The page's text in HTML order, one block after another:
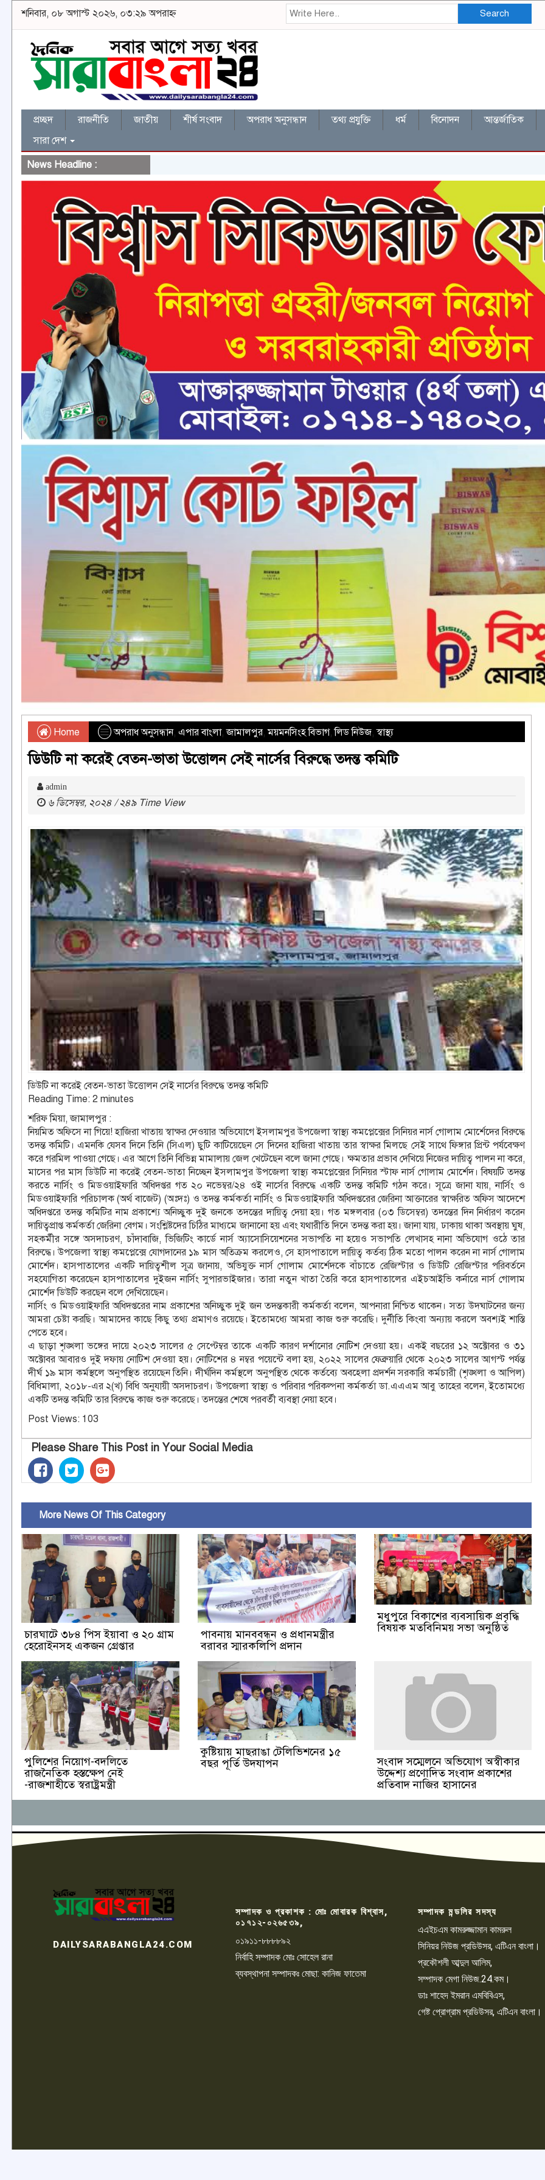
শনিবার, ০৮ অগাস্ট ২০২৬, ০৩:২৯ অপরাহ্ন Search
প্রচ্ছদ রাজনীতি জাতীয় শীর্ষ সংবাদ অপরাধ অনুসন্ধান তথ্য প্রযুক্তি ধর্ম বিনোদন আন্তর্জাতিক
সারা দেশ
News Headline :
Home অপরাধ অনুসন্ধান, এপার বাংলা,জামালপুর,ময়মনসিংহ বিভাগ,লিড নিউজ,স্বাস্থ্য
ডিউটি না করেই বেতন-ভাতা উত্তোলন সেই নার্সের বিরুদ্ধে তদন্ত কমিটি
admin
৬ ডিসেম্বর, ২০২৪ / ২৪৯ Time View
ডিউটি না করেই বেতন-ভাতা উত্তোলন সেই নার্সের বিরুদ্ধে তদন্ত কমিটি
Reading Time: 2 minutes
শরিফ মিয়া, জামালপুর :
নিয়মিত অফিসে না গিয়ে! হাজিরা খাতায় স্বাক্ষর দেওয়ার অভিযোগে ইসলামপুর উপজেলা স্বাস্থ্য কমপ্লেক্সের সিনিয়র নার্স গোলাম মোর্শেদের বিরুদ্ধে
তদন্ত কমিটি। এমনকি যেসব দিনে তিনি (সিএল) ছুটি কাটিয়েছেন সে দিনের হাজিরা খাতায় তার স্বাক্ষর মিলছে সেই সাথে ফিঙ্গার প্রিন্ট পর্যবেক্ষণ
করে গরমিল পাওয়া গেছে। এর আগে তিনি বিভিন্ন মামালায় জেল খেটেছেন বলে জানা গেছে। ক্ষমতার প্রভাব দেখিয়ে নিজের দায়িত্ব পালন না করে,
মাসের পর মাস ডিউটি না করেই বেতন-ভাতা নিচ্ছেন ইসলামপুর উপজেলা স্বাস্থ্য কমপ্লেক্সের সিনিয়র স্টাফ নার্স গোলাম মোর্শেদ। বিষয়টি তদন্ত
করতে নার্সিং ও মিডওয়াইফারি অধিদপ্তর গত ২০ নভেম্বর/২৪ ওই নার্সের বিরুদ্ধে একটি তদন্ত কমিটি গঠন করে। সূত্রে জানা যায়, নার্সিং ও
মিডওয়াইফারি পরিচালক (অর্থ বাজেট) (অঃদঃ) ও তদন্ত কর্মকর্তা নার্সিং ও মিডওয়াইফারি অধিদপ্তরের জেরিনা আক্তারের স্বাক্ষরিত অফিস আদেশে
অধিদপ্তরে তদন্ত কমিটির নাম প্রকাশ্যে অনিচ্ছুক দুই জনকে তদন্তের দায়িত্ব দেয়া হয়। গত মঙ্গলবার (০৩ ডিসেম্বর) তদন্তের দিন নির্ধারণ করেন
দায়িত্বপ্রাপ্ত কর্মকর্তা জেরিনা বেগম। সংশ্লিষ্টদের চিঠির মাধ্যমে জানানো হয় এবং যথারীতি দিনে তদন্ত করা হয়। জানা যায়, ঢাকায় থাকা অবস্থায় ঘুষ,
সহকর্মীর সঙ্গে অসদাচরণ, চাঁদাবাজি, ভিজিটিং কার্ডে নার্স অ্যাসোসিয়েশনের সভাপতি না হয়েও সভাপতি লেখাসহ নানা অভিযোগ ওঠে তার
বিরুদ্ধে। উপজেলা স্বাস্থ্য কমপ্লেক্সে যোগদানের ১৯ মাস অতিক্রম করলেও, সে হাসপাতালে দায়িত্ব কর্তব্য ঠিক মতো পালন করেন না নার্স গোলাম
মোর্শেদ। হাসপাতালের একটি দায়িত্বশীল সূত্র জানায়, অভিযুক্ত নার্স গোলাম মোর্শেদকে বাঁচাতে রেজিস্টার ও ডিউটি রেজিস্টার পরিবর্তনে
সহযোগিতা করেছেন হাসপাতালের দুইজন নার্সিং সুপারভাইজার। তারা নতুন খাতা তৈরি করে হাসপাতালের এইচআইভি কর্নারে নার্স গোলাম
মোর্শেদ ডিউটি করছেন বলে দেখিয়েছেন।
নার্সিং ও মিডওয়াইফারি অধিদপ্তরের নাম প্রকাশের অনিচ্ছুক দুই জন তদন্তকারী কর্মকর্তা বলেন, আপনারা নিশ্চিত থাকেন। সত্য উদঘাটনের জন্য
আমরা চেষ্টা করছি। আমাদের কাছে কিছু তথ্য প্রমাণও রয়েছে। ইতোমধ্যে আমরা কাজ শুরু করেছি। দুর্নীতি কিংবা অন্যায় করলে অবশ্যই শাস্তি
পেতে হবে।
এ ছাড়া শৃঙ্খলা ভঙ্গের দায়ে ২০২৩ সালের ৫ সেপ্টেম্বর তাকে একটি কারণ দর্শানোর নোটিশ দেওয়া হয়। একই বছরের ১২ অক্টোবর ও ৩১
অক্টোবর আবারও দুই দফায় নোটিশ দেওয়া হয়। নোটিশের ৪ নম্বর পয়েন্টে বলা হয়, ২০২২ সালের ফেব্রুয়ারি থেকে ২০২৩ সালের আগস্ট পর্যন্ত
দীর্ঘ ১৯ মাস কর্মস্থলে অনুপস্থিত রয়েছেন তিনি। দীর্ঘদিন কর্মস্থলে অনুপস্থিত থেকে কর্তব্যে অবহেলা প্রদর্শন সরকারি কর্মচারী (শৃঙ্খলা ও আপিল)
বিধিমালা, ২০১৮-এর ২(খ) বিধি অনুযায়ী অসদাচরণ। উপজেলা স্বাস্থ্য ও পরিবার পরিকল্পনা কর্মকর্তা ডা.এএএম আবু তাহের বলেন, ইতোমধ্যে
একটি তদন্ত কমিটি তার বিরুদ্ধে কাজ শুরু করেছে। তদন্তের শেষে পরবর্তী ব্যবস্থা নেয়া হবে।
Post Views: 103
Please Share This Post in Your Social Media
More News Of This Category
চারঘাটে ৩৮৪ পিস ইয়াবা ও ২০ গ্রাম
হেরোইনসহ একজন গ্রেপ্তার
পাবনায় মানববন্ধন ও প্রধানমন্ত্রীর
বরাবর স্মারকলিপি প্রদান
মধুপুরে বিকাশের ব্যবসায়িক প্রবৃদ্ধি
বিষয়ক মতবিনিময় সভা অনুষ্ঠিত
পুলিশের নিয়োগ-বদলিতে
রাজনৈতিক হস্তক্ষেপ নেই
-রাজশাহীতে স্বরাষ্ট্রমন্ত্রী
কুষ্টিয়ায় মাছরাঙা টেলিভিশনের ১৫
বছর পূর্তি উদযাপন
সংবাদ সম্মেলনে অভিযোগ অস্বীকার
উদ্দেশ্য প্রণোদিত সংবাদ প্রকাশের
প্রতিবাদ নাজির হাসানের
DAILYSARABANGLA24.COM
সম্পাদক ও প্রকাশক : মোঃ মোবারক বিশ্বাস,
০১৭১২-০২৬৫৩৯,
০১৯১১-৮৮৮৮৯২
নির্বাহি সম্পাদক মোঃ সোহেল রানা
ব্যবস্থাপনা সম্পাদকঃ মোছা: কানিজ ফাতেমা
সম্পাদক মন্ডলির সদস্য
এএইচএম কামরুজ্জামান কামরুল
সিনিয়র নিউজ প্রডিউসর, এটিএন বাংলা।
প্রকৌশলী আব্দুল আলিম,
সম্পাদক মেগা নিউজ.24.কম।
ডাঃ শাহেদ ইমরান এমবিবিএস,
গেষ্ট প্রোগ্রাম প্রডিউসর, এটিএন বাংলা।